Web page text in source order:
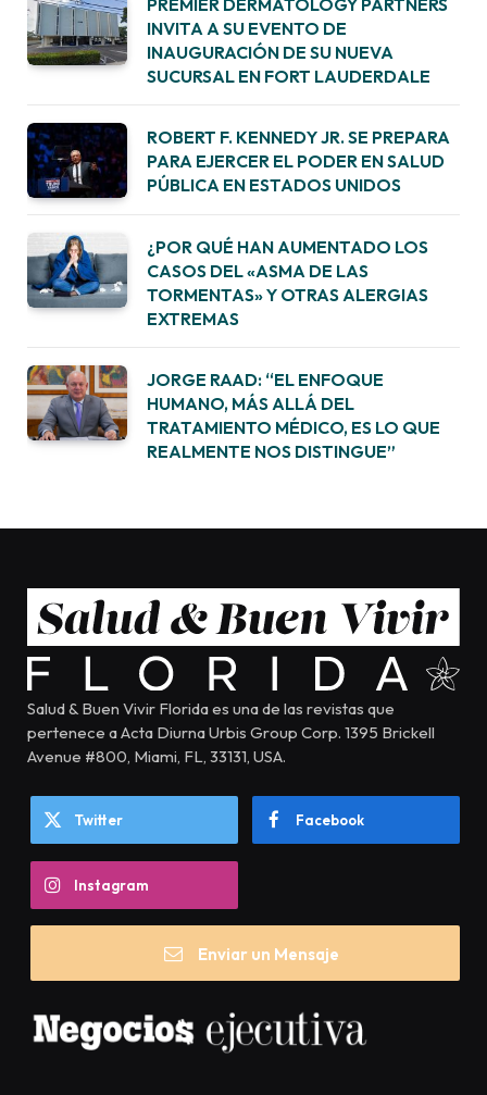
PREMIER DERMATOLOGY PARTNERS
INVITA A SU EVENTO DE
INAUGURACIÓN DE SU NUEVA
SUCURSAL EN FORT LAUDERDALE
ROBERT F. KENNEDY JR. SE PREPARA
PARA EJERCER EL PODER EN SALUD
PÚBLICA EN ESTADOS UNIDOS
¿POR QUÉ HAN AUMENTADO LOS
CASOS DEL «ASMA DE LAS
TORMENTAS» Y OTRAS ALERGIAS
EXTREMAS
JORGE RAAD: “EL ENFOQUE
HUMANO, MÁS ALLÁ DEL
TRATAMIENTO MÉDICO, ES LO QUE
REALMENTE NOS DISTINGUE”
Salud & Buen Vivir Florida es una de las revistas que
pertenece a Acta Diurna Urbis Group Corp. 1395 Brickell
Avenue #800, Miami, FL, 33131, USA.
Twitter Facebook
Instagram
Enviar un Mensaje